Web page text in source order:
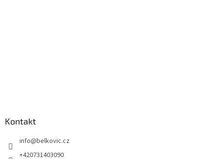
Kontakt
info@belkovic.cz
+420731403090